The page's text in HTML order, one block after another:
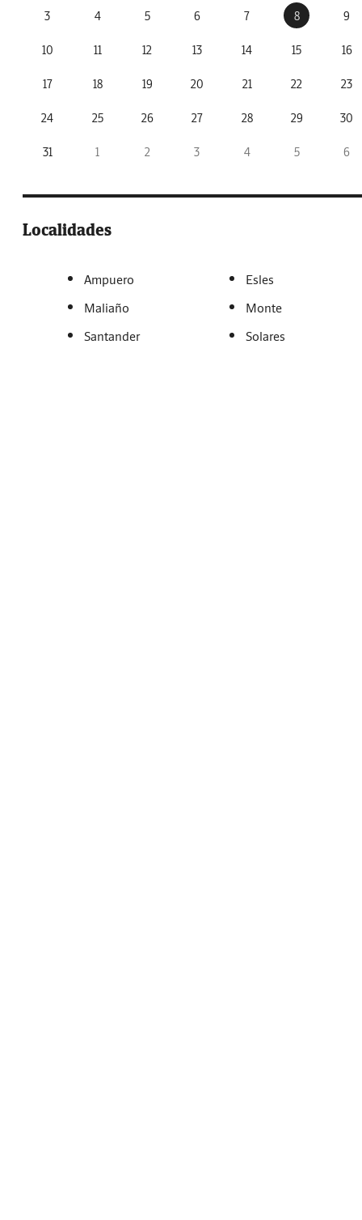
3 4 5 6 7 8 9
10 11 12 13 14 15 16
17 18 19 20 21 22 23
24 25 26 27 28 29 30
31 1 2 3 4 5 6
Localidades
Ampuero
Esles
Maliaño
Monte
Santander
Solares